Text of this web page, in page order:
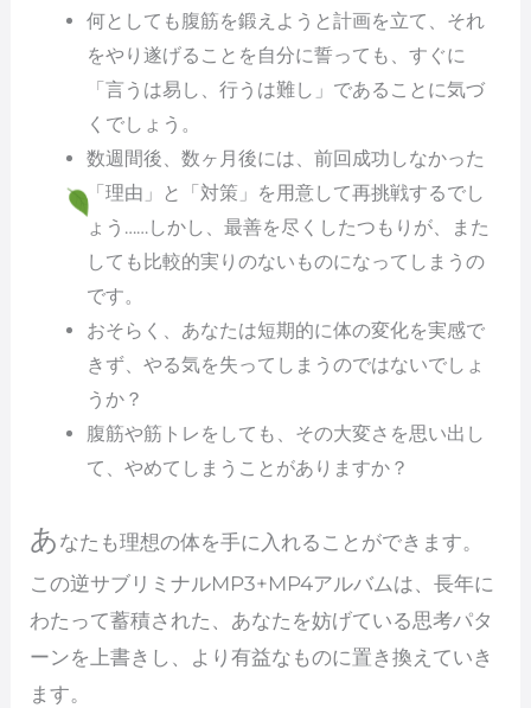
何としても腹筋を鍛えようと計画を立て、それ
をやり遂げることを自分に誓っても、すぐに
「言うは易し、行うは難し」であることに気づ
くでしょう。
数週間後、数ヶ月後には、前回成功しなかった
「理由」と「対策」を用意して再挑戦するでし
ょう……しかし、最善を尽くしたつもりが、また
しても比較的実りのないものになってしまうの
です。
おそらく、あなたは短期的に体の変化を実感で
きず、やる気を失ってしまうのではないでしょ
うか？
腹筋や筋トレをしても、その大変さを思い出し
て、やめてしまうことがありますか？
あ なたも理想の体を手に入れることができます。
この逆サブリミナルMP3+MP4アルバムは、長年に
わたって蓄積された、あなたを妨げている思考パタ
ーンを上書きし、より有益なものに置き換えていき
ます。